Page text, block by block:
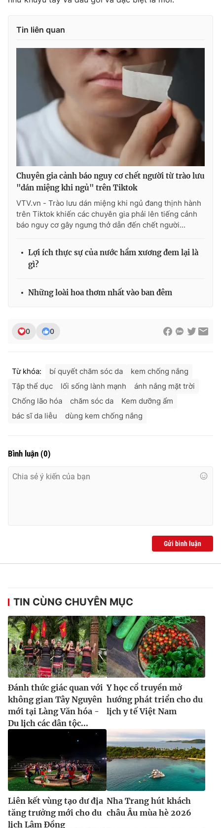
Ðiện thoại Thời báo VTV: 024.66 897 897
Liên hệ quảng cáo:
® Cấm sao chép dưới mọi hình thức nếu không có sự chấp
thuận bằng văn bản. Ghi rõ nguồn VTV.vn khi phát hành lại
thông tin từ website này.
Tin liên quan
Chuyên gia cảnh báo nguy cơ chết người từ trào lưu
"dán miệng khi ngủ" trên Tiktok
VTV.vn - Trào lưu dán miệng khi ngủ đang thịnh hành
trên Tiktok khiến các chuyên gia phải lên tiếng cảnh
báo nguy cơ gây ngưng thở dẫn đến chết người...
Lợi ích thực sự của nước hầm xương đem lại là
gì?
Những loài hoa thơm nhất vào ban đêm
0 0
Từ khóa: bí quyết chăm sóc da
kem chống nắng
Tập thể dục
lối sống lành mạnh
ánh nắng mặt trời
Chống lão hóa
chăm sóc da
Kem dưỡng ẩm
bác sĩ da liễu
dùng kem chống nắng
Bình luận (0)
Gửi bình luận
TIN CÙNG CHUYÊN MỤC
Đánh thức giác quan với
không gian Tây Nguyên
mới tại Làng Văn hóa -
Du lịch các dân tộc...
Y học cổ truyền mở
hướng phát triển cho du
lịch y tế Việt Nam
Liên kết vùng tạo dư địa
tăng trưởng mới cho du
lịch Lâm Đồng
Nha Trang hút khách
châu Âu mùa hè 2026